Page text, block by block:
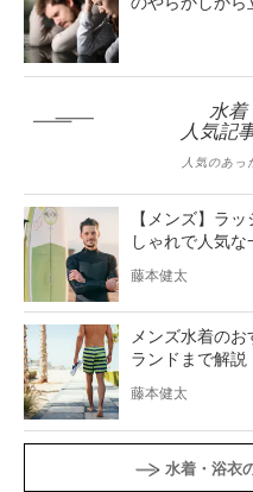
水着
人気記
人気のあっ
【メンズ】ラ
しゃれで人気な
藤本健太
メンズ水着の
ランドまで解説
藤本健太
水着・浴衣